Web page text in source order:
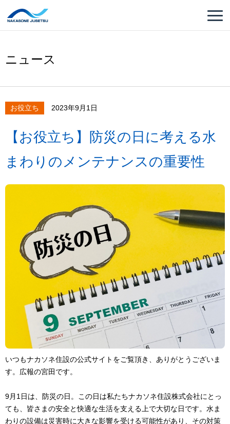
ニュース
お役立ち 2023年9月1日
【お役立ち】防災の日に考える水
まわりのメンテナンスの重要性
いつもナカソネ住設の公式サイトをご覧頂き、ありがとうございま
す。広報の宮田です。
9月1日は、防災の日。この日は私たちナカソネ住設株式会社にとっ
ても、皆さまの安全と快適な生活を支える上で大切な日です。水ま
わりの設備は災害時に大きな影響を受ける可能性があり、その対策